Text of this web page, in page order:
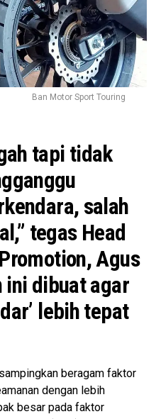
Ban Motor Sport Touring
tapi tidak
salah
tegas Head
Agus
ini dibuat agar
lebih tepat
beragam faktor
dengan lebih
besar pada faktor